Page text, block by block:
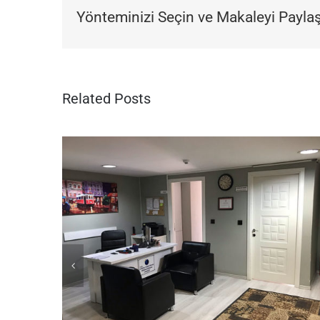
Yönteminizi Seçin ve Makaleyi
Related Posts